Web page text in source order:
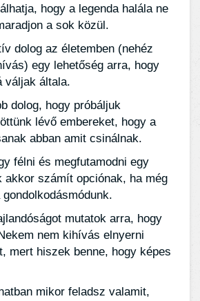
hogy a legenda halála ne
a sok közül.
dolog az életemben (nehéz
egy lehetőség arra, hogy
váljak általa.
dolog, hogy próbáljuk
lévő embereket, hogy a
abban amit csinálnak.
félni és megfutamodni egy
akkor számít opciónak, ha még
mutatok arra, hogy
nem kihívás elnyerni
mert hiszek benne, hogy képes
mikor feladsz valamit,